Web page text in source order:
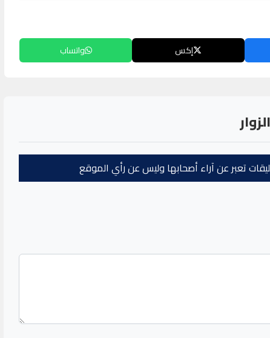
إكس واتساب
تعبر عن آراء أصحابها وليس عن رأي الموقع